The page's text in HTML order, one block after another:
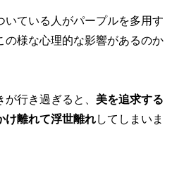
いている人がパープルを多用す
の様な心理的な影響があるのか
行き過ぎると、 美を追求する
け離れて浮世離れしてしまいま